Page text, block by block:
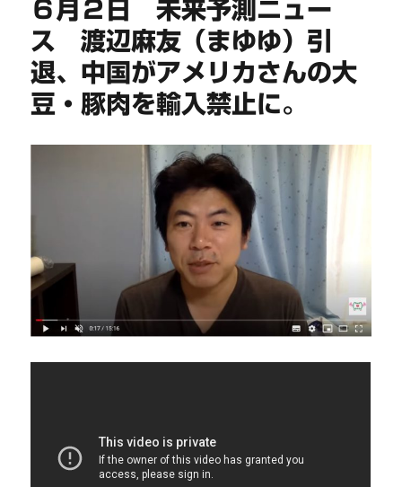
６月２日 未来予測ニュー
ス 渡辺麻友（まゆゆ）引
退、中国がアメリカさんの大
豆・豚肉を輸入禁止に。